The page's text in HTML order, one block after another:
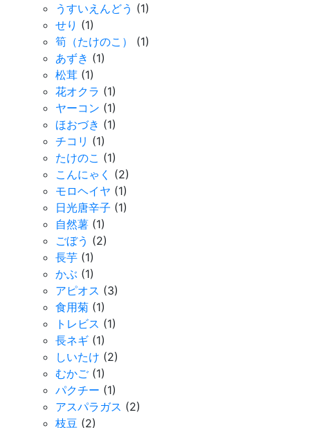
うすいえんどう (1)
せり (1)
筍（たけのこ）
(1)
あずき (1)
松茸 (1)
花オクラ (1)
ヤーコン (1)
ほおづき (1)
チコリ (1)
たけのこ (1)
こんにゃく (2)
モロヘイヤ (1)
日光唐辛子 (1)
自然薯 (1)
ごぼう (2)
長芋 (1)
かぶ (1)
アピオス (3)
食用菊 (1)
トレビス (1)
長ネギ (1)
しいたけ (2)
むかご (1)
パクチー (1)
アスパラガス (2)
枝豆 (2)